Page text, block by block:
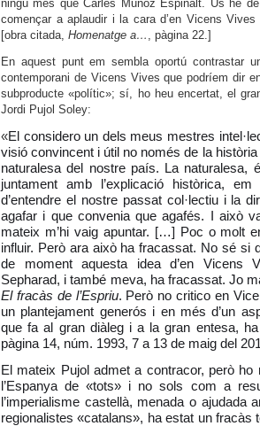
ningú més que Carles Muñoz Espinalt. Us he
començar a aplaudir i la cara d’en Vicens
[obra citada, Homenatge a… , pàgina 22.]
En aquest punt em sembla oportú contrastar
contemporani de Vicens Vives que podríem dir
subproducte «polític»; sí, ho heu encertat, el
Jordi Pujol Soley:
«El considero un dels meus mestres
visió convincent i útil no només de la
naturalesa del nostre país. La naturalesa,
juntament amb l’explicació històrica,
d’entendre el nostre passat col·lectiu i la
agafar i que convenia que agafés. I això
mateix m’hi vaig apuntar. […] Poc o molt
influir. Però ara això ha fracassat. No sé si
de moment aquesta idea d’en Vicens
Sepharad, i també meva, ha fracassat. Jo
El fracàs de l’Espriu. Però no critico en
un plantejament generós i en més d’un
que fa al gran diàleg i a la gran entesa,
pàgina 14, núm. 1993, 7 a 13 de maig del
El mateix Pujol admet a contracor, però ho
l’Espanya de «tots» i no sols com a
l’imperialisme castellà, menada o ajudada
regionalistes «catalans», ha estat un fracàs